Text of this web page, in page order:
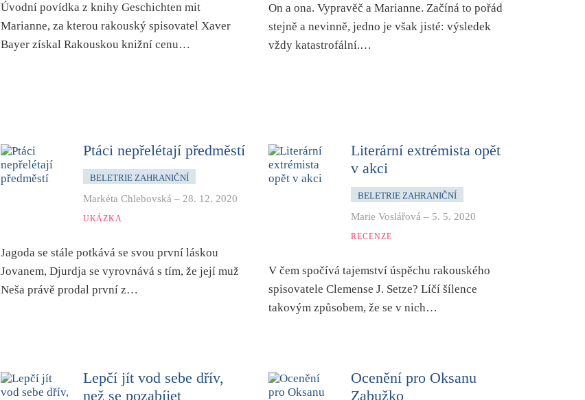
Úvodní povídka z knihy Geschichten mit
Marianne, za kterou rakouský spisovatel Xaver
Bayer získal Rakouskou knižní cenu…
On a ona. Vypravěč a Marianne. Začíná to pořád
stejně a nevinně, jedno je však jisté: výsledek
vždy katastrofální.…
Ptáci nepřelétají předměstí
BELETRIE ZAHRANIČNÍ
Markéta Chlebovská – 28. 12. 2020
UKÁZKA
Jagoda se stále potkává se svou první láskou
Jovanem, Djurdja se vyrovnává s tím, že její muž
Neša právě prodal první z…
Literární extrémista opět
v akci
BELETRIE ZAHRANIČNÍ
Marie Voslářová – 5. 5. 2020
RECENZE
V čem spočívá tajemství úspěchu rakouského
spisovatele Clemense J. Setze? Líčí šílence
takovým způsobem, že se v nich…
Lepčí jít vod sebe dřív,
než se pozabíjet
Ocenění pro Oksanu
Zabužko